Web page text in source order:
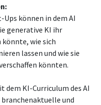
Ups können in dem AI
generative KI ihr
wie sich
lassen und wie sie
könnten.
KI-Curriculum des AI
und